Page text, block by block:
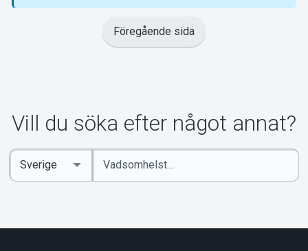
Om Tickster
Föregående sida
Vill du söka efter något annat?
Ange
sökord
Select
Country